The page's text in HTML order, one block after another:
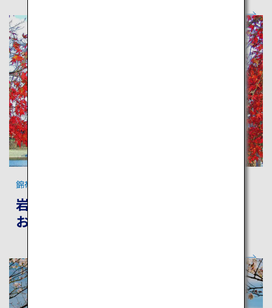
岩国錦帯橋空港から岩国・宮島を巡る
おすすめの旅
錦帯橋と清流のまち 岩国